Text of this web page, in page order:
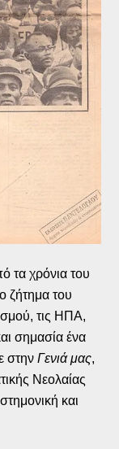
τα χρόνια του
ζήτημα του
τις ΗΠΑ,
σημασία ένα
στηνΓενιά μας,
Νεολαίας
και